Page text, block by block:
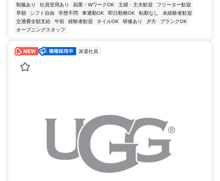
制服あり 社員登用あり 副業・WワークOK 主婦・主夫歓迎
フリーター歓迎
早朝
シフト自由 学歴不問 車通勤OK 即日勤務OK 転勤なし
未経験者歓迎
交通費全額支給
午前 経験者歓迎 ネイルOK 研修あり 夕方
ブランクOK
オープニングスタッフ
派遣社員